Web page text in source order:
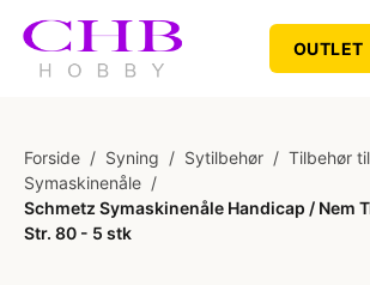
OUTLET
Forside / Syning / Sytilbehør / Tilbehør
Symaskinenåle /
Schmetz Symaskinenåle Handicap / Nem
Str. 80 - 5 stk